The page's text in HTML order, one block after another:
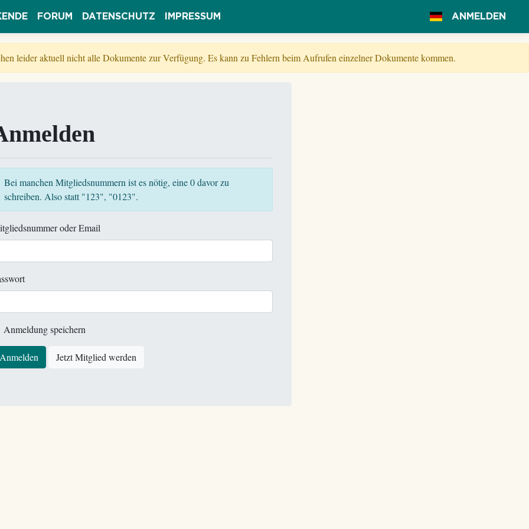
FORUM DATENSCHUTZ IMPRESSUM ANMELDEN
leider aktuell nicht alle Dokumente zur Verfügung. Es kann zu Fehlern beim Aufrufen einzelner Dokumente kommen.
Bei manchen Mitgliedsnummern ist es nötig, eine 0 davor zu
schreiben. Also statt "123", "0123".
oder Email
Anmeldung speichern
Anmelden Jetzt Mitglied werden